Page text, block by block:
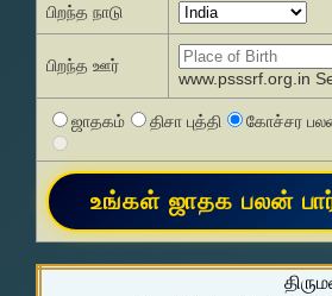
பிறந்த நாடு
பிறந்த ஊர்
www.psssrf.org.in
ஜாதகம் திசா புத்தி கோச்சர